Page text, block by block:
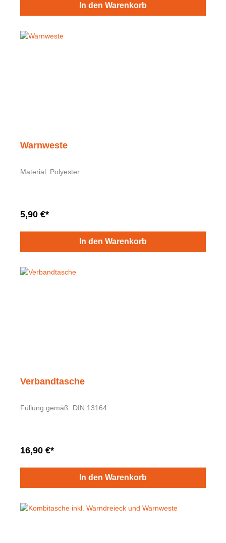
In den Warenkorb
Warnweste
Material: Polyester
5,90 €*
In den Warenkorb
Verbandtasche
Füllung gemäß: DIN 13164
16,90 €*
In den Warenkorb